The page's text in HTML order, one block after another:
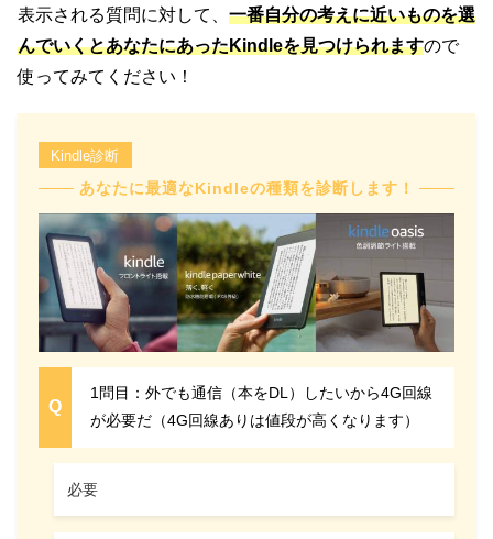
表示される質問に対して、 一番自分の考えに近いものを選
んでいくとあなたにあったKindleを見つけられますので
使ってみてください！
Kindle診断
あなたに最適なKindleの種類を診断します！
1問目：外でも通信（本をDL）したいから4G回線
が必要だ（4G回線ありは値段が高くなります）
必要